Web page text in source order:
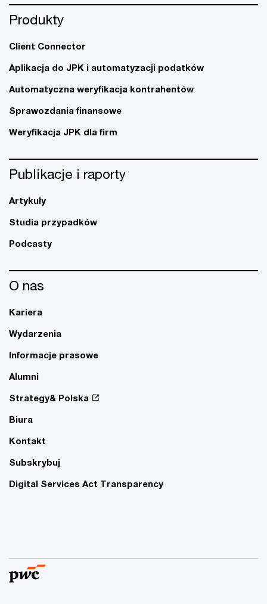
Produkty
Client Connector
Aplikacja do JPK i automatyzacji podatków
Automatyczna weryfikacja kontrahentów
Sprawozdania finansowe
Weryfikacja JPK dla firm
Publikacje i raporty
Artykuły
Studia przypadków
Podcasty
O nas
Kariera
Wydarzenia
Informacje prasowe
Alumni
Strategy& Polska
Biura
Kontakt
Subskrybuj
Digital Services Act Transparency